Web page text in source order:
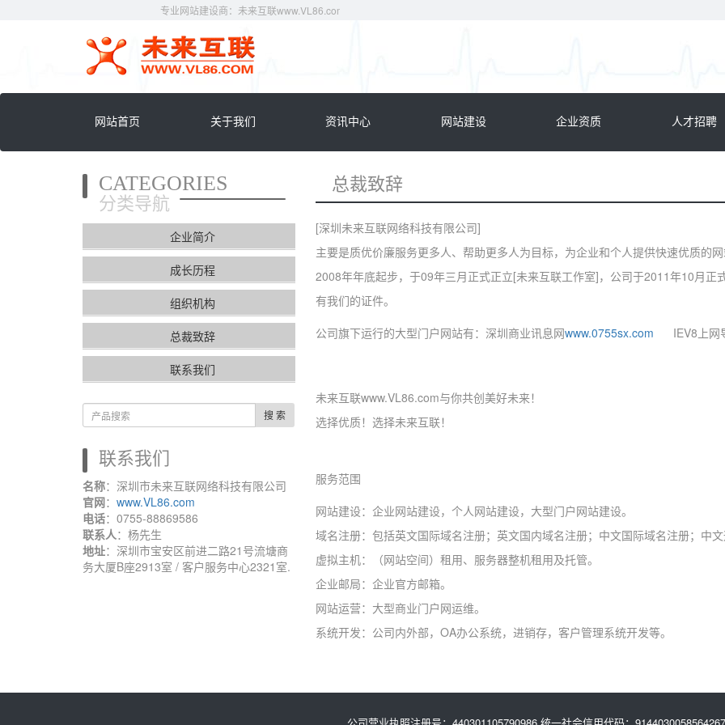
专业网站建设商：未来互联www.VL86.com 电话：0755-88869586
网站首页 关于我们 资讯中心 网站建设 企业资质 人才招聘
总裁致辞
[深圳未来互联网络科技有限公司]
主要是质优价廉服务更多人、帮助更多人为目标，为企业和个人提供快速优质的
2008年年底起步，于09年三月正式正立[未来互联工作室]，公司于2011年10月
有我们的证件。
公司旗下运行的大型门户网站有：深圳商业讯息网www.0755sx.com IEV8上网
未来互联www.VL86.com与你共创美好未来！
选择优质！选择未来互联！
服务范围
网站建设：企业网站建设，个人网站建设，大型门户网站建设。
域名注册：包括英文国际域名注册；英文国内域名注册；中文国际域名注册；中文
虚拟主机：（网站空间）租用、服务器整机租用及托管。
企业邮局：企业官方邮箱。
网站运营：大型商业门户网运维。
系统开发：公司内外部，OA办公系统，进销存，客户管理系统开发等。
CATEGORIES
分类导航
企业简介
成长历程
组织机构
总裁致辞
联系我们
搜 索
联系我们
名称：深圳市未来互联网络科技有限公司
官网： www.VL86.com
电话：0755-88869586
联系人：杨先生
地址：深圳市宝安区前进二路21号流塘商
务大厦B座2913室 / 客户服务中心2321室.